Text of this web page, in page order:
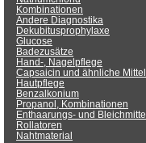
Kombinationen
Andere Diagnostika
Dekubitusprophylaxe
Glucose
Badezusätze
Hand-, Nagelpflege
Capsaicin und ähnliche Mittel
Hautpflege
Benzalkonium
Propanol, Kombinationen
Enthaarungs- und Bleichmittel
Rollatoren
Nahtmaterial